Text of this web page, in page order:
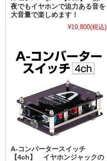
夜でもイヤホンで迫力ある音を
大音量で楽しめます！
¥19,800(税込)
A-コンバータースイッチ
【4ch】 イヤホンジャックの